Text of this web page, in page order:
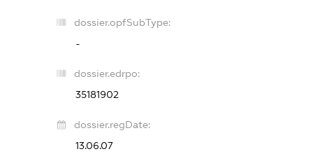
dossier.opfSubType:
-
dossier.edrpo:
35181902
dossier.regDate:
13.06.07